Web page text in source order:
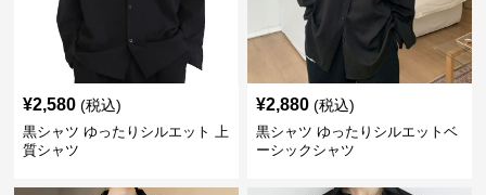
¥2,580 (税込)
黒シャツ ゆったりシルエット 上
質シャツ
¥2,880 (税込)
黒シャツ ゆったりシルエットベ
ーシックシャツ